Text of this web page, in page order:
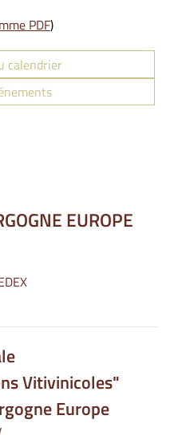
PDF)
calendrier
EUROPE
Vitivinicoles"
Europe